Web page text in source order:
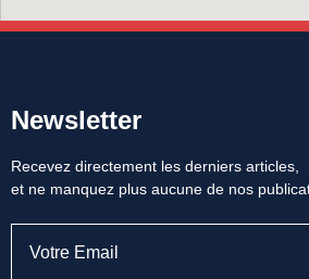
Newsletter
Recevez directement les derniers articles,
et ne manquez plus aucune de nos